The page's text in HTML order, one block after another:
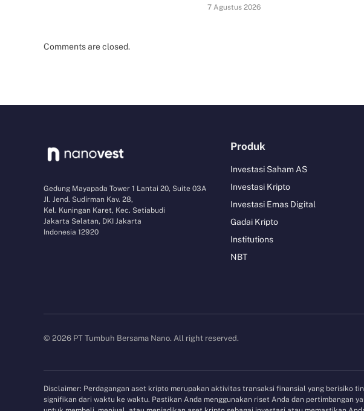
7 Agustus 2026
Comments are closed.
Gedung Mayapada Tower 1 Lantai 20, Suite 03A
Jl. Jend. Sudirman Kav. 28,
Kel. Kuningan Karet, Kec. Setiabudi
Jakarta Selatan, DKI Jakarta
Indonesia 12920
Produk
Investasi Saham AS
Investasi Kripto
Investasi Emas Digital
Gadai Kripto
Institutions
NBT
© 2026 PT Tumbuh Bersama Nano. All right reserved.
Disclaimer: Perdagangan aset kripto merupakan aktivitas transaksi finansial yang berisiko
signifikan dari waktu ke waktu. Pastikan Anda menggunakan riset Anda dan pertimbangan